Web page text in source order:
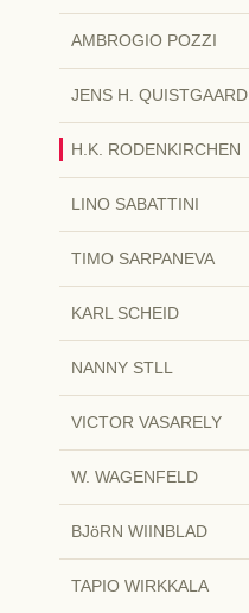
AMBROGIO POZZI
JENS H. QUISTGAARD
H.K. RODENKIRCHEN
LINO SABATTINI
TIMO SARPANEVA
KARL SCHEID
NANNY STLL
VICTOR VASARELY
W. WAGENFELD
BJöRN WIINBLAD
TAPIO WIRKKALA